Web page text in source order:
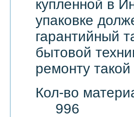
купленной в
упаковке
гарантийный
бытовой
ремонту
Кол-во
996